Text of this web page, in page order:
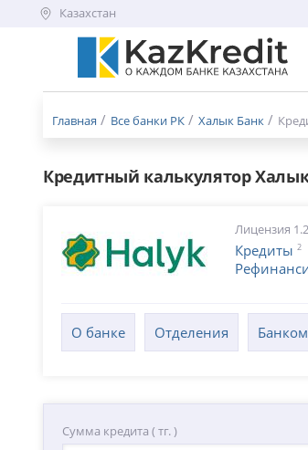
Казахстан
Меню
Главная Все банки РК Халык Банк
Кредитный калькулятор
Лицензия
Кредиты 2
О банке Отделения
Сумма кредита ( тг. )